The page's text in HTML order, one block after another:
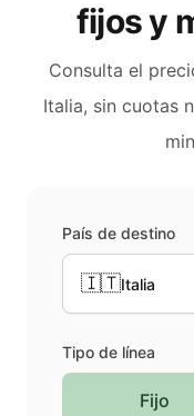
fijos y
Consulta el
Italia, sin cuotas
País de destino
🇮🇹Italia
Tipo de línea
Fijo